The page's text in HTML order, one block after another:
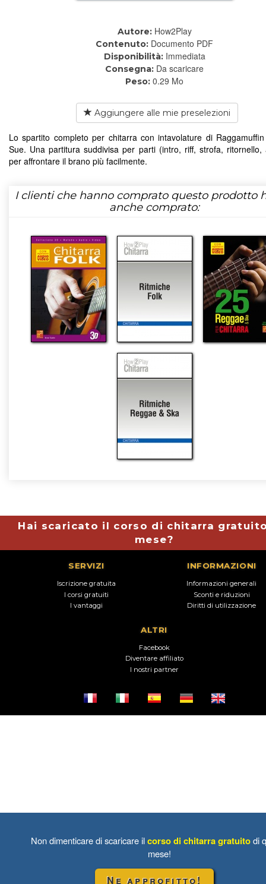
Autore: How2Play
Contenuto: Documento PDF
Disponibilità: Immediata
Consegna: Da scaricare
Peso: 0.29 Mo
Aggiungere alle mie preselezioni
Lo spartito completo per chitarra con intavolature di
Sue. Una partitura suddivisa per parti (intro, riff, strofa, ritornello,
per affrontare il brano più facilmente.
I clienti che hanno comprato questo prodotto
anche comprato:
Hai scaricato il corso di chitarra
mese?
SERVIZI
Iscrizione gratuita
I corsi gratuiti
I vantaggi
INFORMAZIONI
Informazioni generali
Sconti e riduzioni
Diritti di utilizzazione
ALTRI
Facebook
Diventare affiliato
I nostri partner
Non dimenticare di scaricare ilcorso di chitarra gratuitodi
mese!
Ne approfitto!